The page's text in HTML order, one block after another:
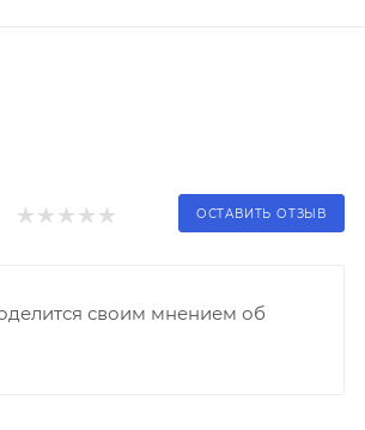
ОСТАВИТЬ ОТЗЫВ
своим мнением об